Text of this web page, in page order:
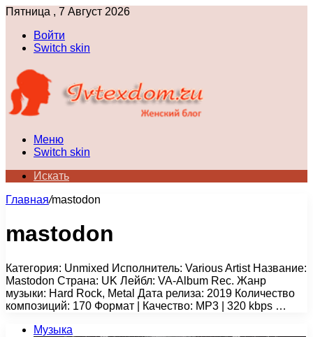
Пятница , 7 Август 2026
Войти
Switch skin
Меню
Switch skin
Искать
Главная/mastodon
mastodon
Категория: Unmixed Исполнитель: Various Artist Название:
Mastodon Страна: UK Лейбл: VA-Album Rec. Жанр
музыки: Hard Rock, Metal Дата релиза: 2019 Количество
композиций: 170 Формат | Качество: MP3 | 320 kbps …
Музыка